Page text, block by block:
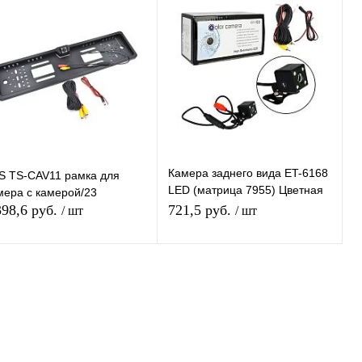
К
сравнению
В избранное
Недоступно
Купить в 1
клик
К
сравнению
Недоступно
TS-CAV11 рамка для
с камерой/23
руб. / шт
Камера заднего вида ET-6168
LED (матрица 7955) Цветная
Парковочная камера с
721,5 руб. / шт